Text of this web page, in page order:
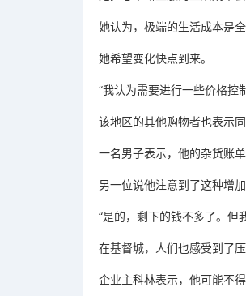
她认为，极端的生活成本是
她希望变化快点到来。
“我认为需要进行一些价格控
该地区的其他购物者也表示同
一名男子表示，他的杂货账
另一位说他注意到了这种增
“是的，剩下的钱不多了。但
在基督城，人们也感受到了压
企业主科林表示，他可能不